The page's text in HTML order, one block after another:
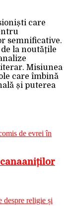
care
semnificative.
la noutățile
Misiunea
care îmbină
și puterea